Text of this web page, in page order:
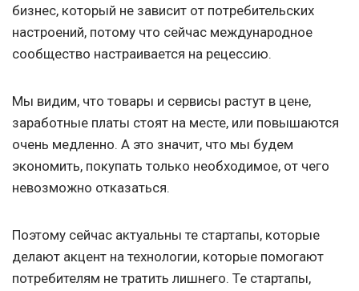
бизнес, который не зависит от потребительских
настроений, потому что сейчас международное
сообщество настраивается на рецессию.
Мы видим, что товары и сервисы растут в цене,
заработные платы стоят на месте, или повышаются
очень медленно. А это значит, что мы будем
экономить, покупать только необходимое, от чего
невозможно отказаться.
Поэтому сейчас актуальны те стартапы, которые
делают акцент на технологии, которые помогают
потребителям не тратить лишнего. Те стартапы,